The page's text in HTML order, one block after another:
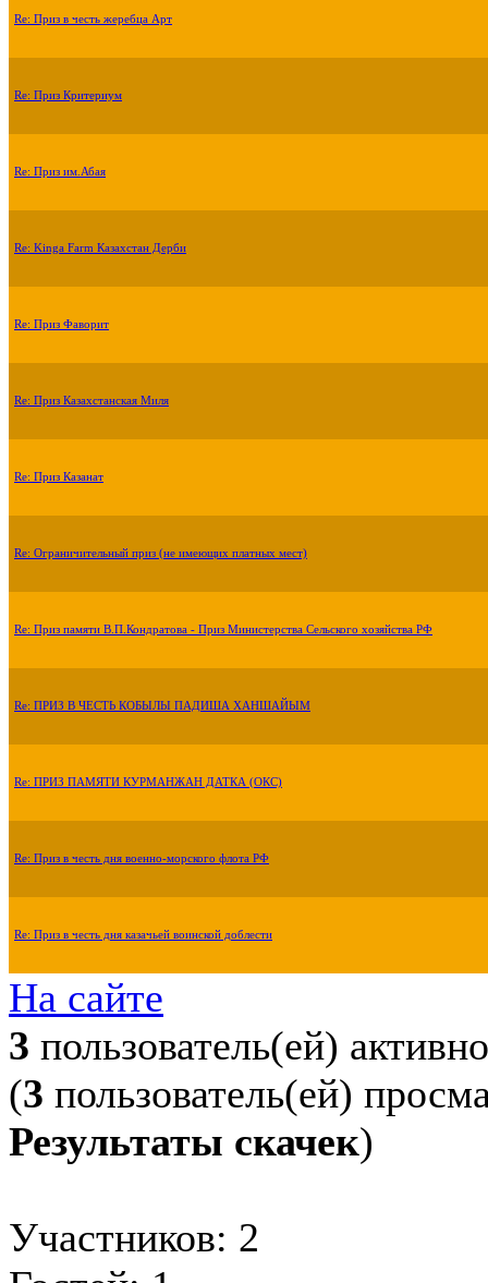
Re: Приз в честь жеребца Арт
Re: Приз Критериум
Re: Приз им.Абая
Re: Kinga Farm Казахстан Дерби
Re: Приз Фаворит
Re: Приз Казахстанская Миля
Re: Приз Казанат
Re: Ограничительный приз (не имеющих платных мест)
Re: Приз памяти В.П.Кондратова - Приз Министерства Сельского хозяйства РФ
Re: ПРИЗ В ЧЕСТЬ КОБЫЛЫ ПАДИША ХАНШАЙЫМ
Re: ПРИЗ ПАМЯТИ КУРМАНЖАН ДАТКА (ОКС)
Re: Приз в честь дня военно-морского флота РФ
Re: Приз в честь дня казачьей воинской доблести
На сайте
3 пользователь(ей) активно
(3 пользователь(ей)
Результаты скачек)
Участников: 2